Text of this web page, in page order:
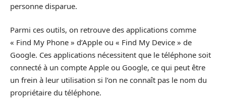
personne disparue.
Parmi ces outils, on retrouve des applications comme
« Find My Phone » d’Apple ou « Find My Device » de
Google. Ces applications nécessitent que le téléphone soit
connecté à un compte Apple ou Google, ce qui peut être
un frein à leur utilisation si l’on ne connaît pas le nom du
propriétaire du téléphone.